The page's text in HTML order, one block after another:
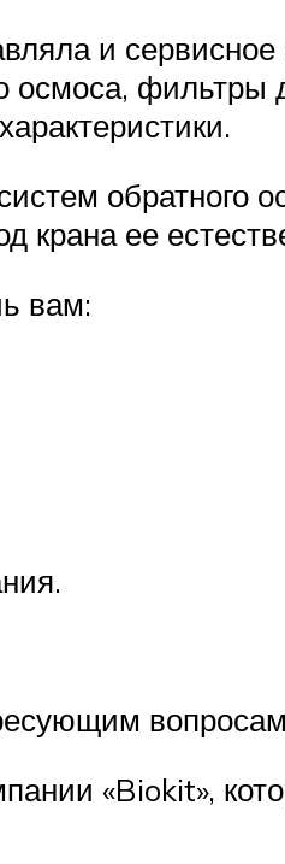
и
осмоса,
обратного
крана ее
вам:
«Biokit»,